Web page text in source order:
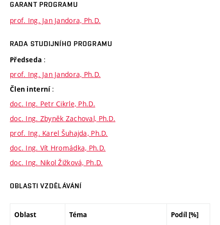
GARANT PROGRAMU
prof. Ing. Jan Jandora, Ph.D.
RADA STUDIJNÍHO PROGRAMU
Předseda :
prof. Ing. Jan Jandora, Ph.D.
Člen interní :
doc. Ing. Petr Cikrle, Ph.D.
doc. Ing. Zbyněk Zachoval, Ph.D.
prof. Ing. Karel Šuhajda, Ph.D.
doc. Ing. Vít Hromádka, Ph.D.
doc. Ing. Nikol Žižková, Ph.D.
OBLASTI VZDĚLÁVÁNÍ
Oblast Téma Podíl [%]